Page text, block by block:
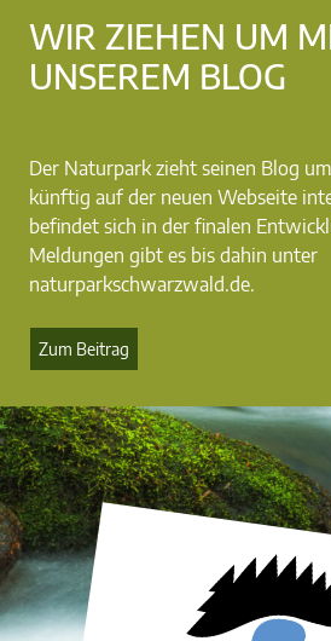
WIR ZIEHEN UM
UNSEREM BLOG
Der Naturpark zieht seinen Blog
künftig auf der neuen Webseite
befindet sich in der finalen
Meldungen gibt es bis dahin unter
naturparkschwarzwald.de.
Zum Beitrag